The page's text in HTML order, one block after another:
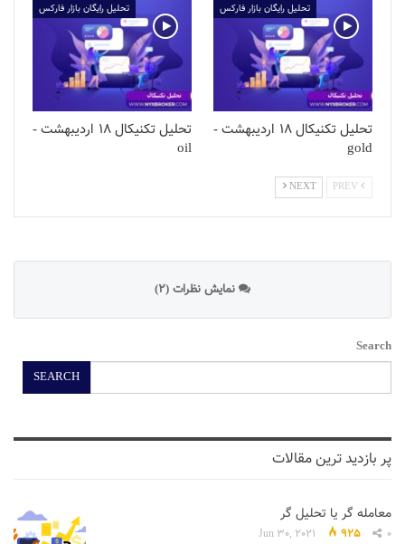
تحلیل رایگان بازار فارکس
تحلیل تکنیکال 18 اردیبهشت -
oil
تحلیل رایگان بازار فارکس
تحلیل تکنیکال 18 اردیبهشت -
gold
NEXT
نمایش نظرات (2)
Search
SEARCH
پر بازدید ترین مقالات
معامله گر یا تحلیل گر
Jun 30, 2021 925 0